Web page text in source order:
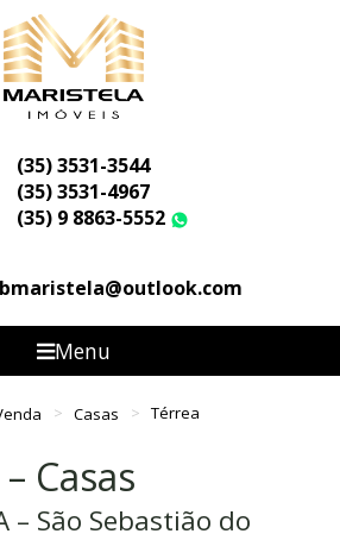
(35) 3531-3544
(35) 3531-4967
(35) 9 8863-5552
Menu
Casas Térrea
Casas
– São Sebastião do